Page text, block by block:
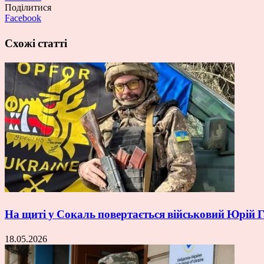
Поділитися
Facebook
Схожі статті
На щиті у Сокаль повертається військовий Юрій
18.05.2026